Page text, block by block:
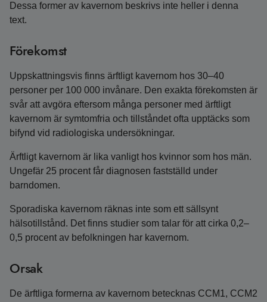
Dessa former av kavernom beskrivs inte heller i denna
text.
Förekomst
Uppskattningsvis finns ärftligt kavernom hos 30–40
personer per 100 000 invånare. Den exakta förekomsten är
svår att avgöra eftersom många personer med ärftligt
kavernom är symtomfria och tillståndet ofta upptäcks som
bifynd vid radiologiska undersökningar.
Ärftligt kavernom är lika vanligt hos kvinnor som hos män.
Ungefär 25 procent får diagnosen fastställd under
barndomen.
Sporadiska kavernom räknas inte som ett sällsynt
hälsotillstånd. Det finns studier som talar för att cirka 0,2–
0,5 procent av befolkningen har kavernom.
Orsak
De ärftliga formerna av kavernom betecknas CCM1, CCM2